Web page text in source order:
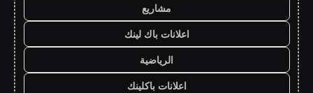
مشاريع
اعلانات باك لينك
الرياضية
اعلانات باكلينك